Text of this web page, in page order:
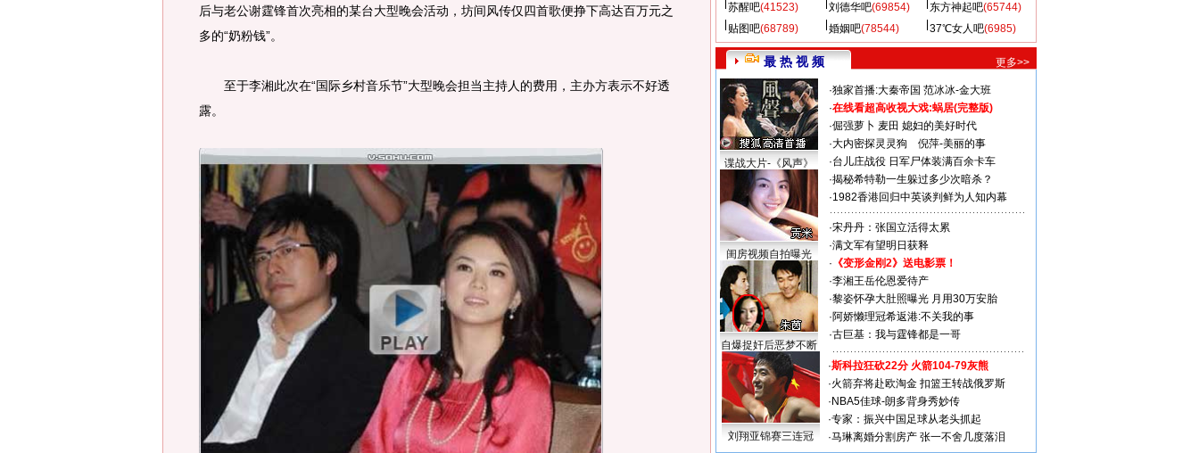
后与老公谢霆锋首次亮相的某台大型晚会活动，坊间风传仅四首歌便挣下高达百万元之
多的“奶粉钱”。
至于李湘此次在“国际乡村音乐节”大型晚会担当主持人的费用，主办方表示不好透
露。
苏醒吧(41523) 刘德华吧(69854) 东方神起吧(65744)
贴图吧(68789) 婚姻吧(78544) 37℃女人吧(6985)
最 热 视 频 更多>>
谍战大片-《风声》
闺房视频自拍曝光
自爆捉奸后恶梦不断
·独家首播:大秦帝国 范冰冰-金大班
·在线看超高收视大戏:蜗居(完整版)
·倔强萝卜 麦田 媳妇的美好时代
·大内密探灵灵狗
倪萍-美丽的事
·台儿庄战役 日军尸体装满百余卡车
·揭秘希特勒一生躲过多少次暗杀？
·1982香港回归中英谈判鲜为人知内幕
·宋丹丹：张国立活得太累
·满文军有望明日获释
· 《变形金刚2》送电影票！
·李湘王岳伦恩爱待产
·黎姿怀孕大肚照曝光 月用30万安胎
·阿娇懒理冠希返港:不关我的事
·古巨基：我与霆锋都是一哥
刘翔亚锦赛三连冠
·斯科拉狂砍22分 火箭104-79灰熊
·火箭弃将赴欧淘金 扣篮王转战俄罗斯
· NBA5佳球-朗多背身秀妙传
·专家：振兴中国足球从老头抓起
·马琳离婚分割房产 张一不舍几度落泪